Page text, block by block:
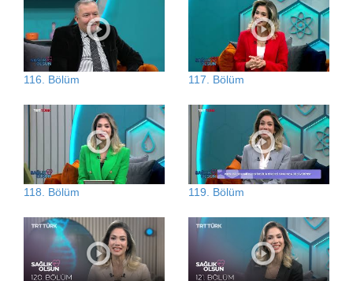
116. Bölüm 117. Bölüm
118. Bölüm 119. Bölüm